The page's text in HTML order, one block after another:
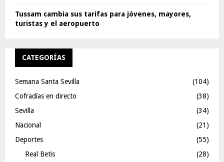
Tussam cambia sus tarifas para jóvenes, mayores,
turistas y el aeropuerto
CATEGORÍAS
Semana Santa Sevilla
(104)
Cofradías en directo
(38)
Sevilla
(34)
Nacional
(21)
Deportes
(55)
Real Betis
(28)